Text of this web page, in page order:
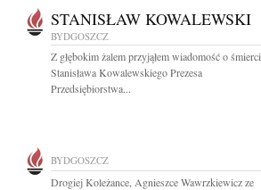
STANISŁAW KOWALEWSKI
BYDGOSZCZ
Z głębokim żalem przyjąłem wiadomość o śmierci
Stanisława Kowalewskiego Prezesa
Przedsiębiorstwa...
BYDGOSZCZ
Drogiej Koleżance, Agnieszce Wawrzkiewicz ze